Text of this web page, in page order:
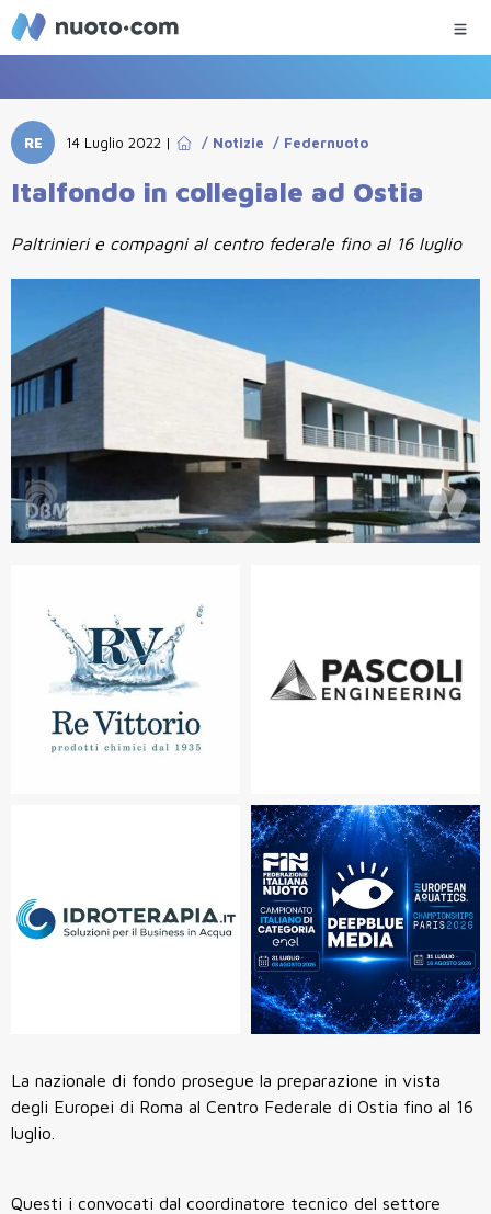
RE 14 Luglio 2022 | / Notizie / Federnuoto
Italfondo in collegiale ad Ostia
Paltrinieri e compagni al centro federale fino al 16 luglio
La nazionale di fondo prosegue la preparazione in vista
degli Europei di Roma al Centro Federale di Ostia fino al 16
luglio.
Questi i convocati dal coordinatore tecnico del settore